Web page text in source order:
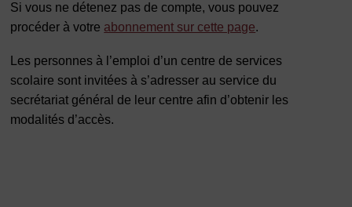
Si vous ne détenez pas de compte, vous pouvez
procéder à votre abonnement sur cette page.
Les personnes à l’emploi d’un centre de services
scolaire sont invitées à s’adresser au service du
secrétariat général de leur centre afin d’obtenir les
modalités d’accès.